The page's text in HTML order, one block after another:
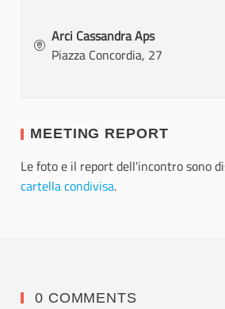
Arci Cassandra Aps
Piazza Concordia, 27
MEETING REPORT
Le foto e il report dell'incontro sono
cartella condivisa.
0 COMMENTS